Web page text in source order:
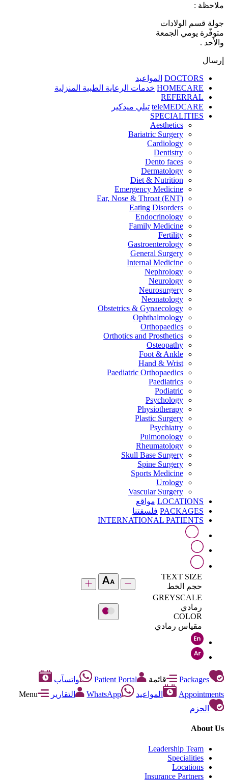
ملاحظة :
جولة قسم الولادات
متوفّرة يومي الجمعة
والأحد .
إرسال
DOCTORS المواعيد
HOMECARE خدمات الرعاية الطبية المنزلية
REFERRAL
teleMEDCARE تيلي ميدكير
SPECIALITIES
Aesthetics
Bariatric Surgery
Cardiology
Dentistry
Dento faces
Dermatology
Diet & Nutrition
Emergency Medicine
Ear, Nose & Throat (ENT)
Eating Disorders
Endocrinology
Family Medicine
Fertility
Gastroenterology
General Surgery
Internal Medicine
Nephrology
Neurology
Neurosurgery
Neonatology
Obstetrics & Gynaecology
Ophthalmology
Orthopaedics
Orthotics and Prosthetics
Osteopathy
Foot & Ankle
Hand & Wrist
Paediatric Orthopaedics
Paediatrics
Podiatric
Psychology
Physiotherapy
Plastic Surgery
Psychiatry
Pulmonology
Rheumatology
Skull Base Surgery
Spine Surgery
Sports Medicine
Urology
Vascular Surgery
LOCATIONS مواقع
PACKAGES فلسفتنا
INTERNATIONAL PATIENTS
TEXT SIZE
حجم الخط
GREYSCALE
رمادي
COLOR
مقياس رمادي
Packages قائمة Patient Portal
واتسآب
Appointments
المواعيد WhatsApp التقارير
Menu
الحزم
About Us
Leadership Team
Specialities
Locations
Insurance Partners